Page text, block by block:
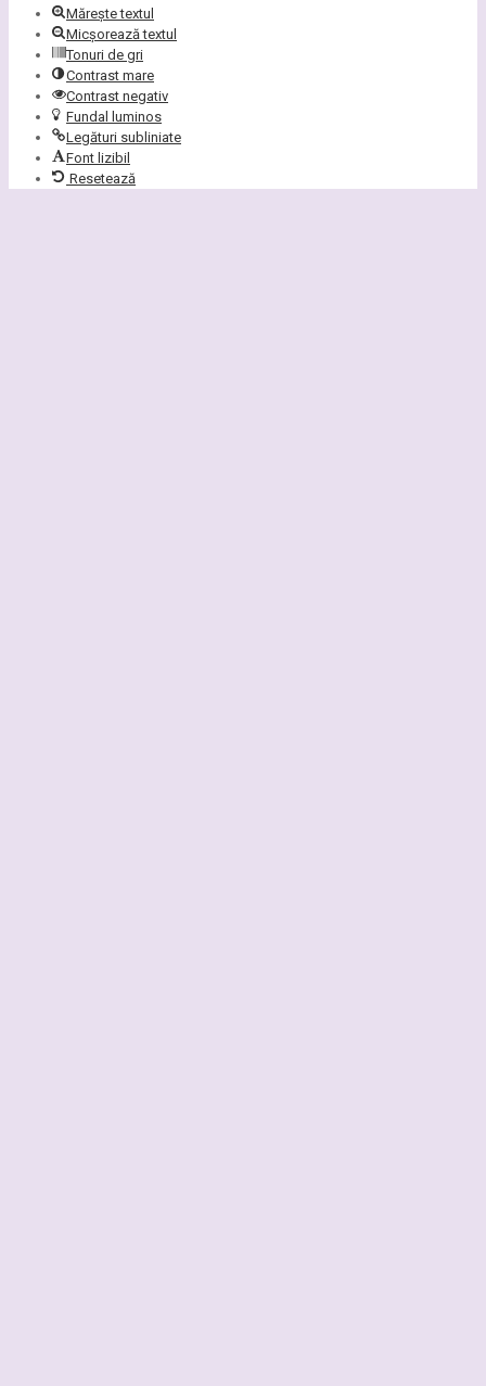
Mărește textul
Micșorează textul
Tonuri de gri
Contrast mare
Contrast negativ
Fundal luminos
Legături subliniate
Font lizibil
Resetează